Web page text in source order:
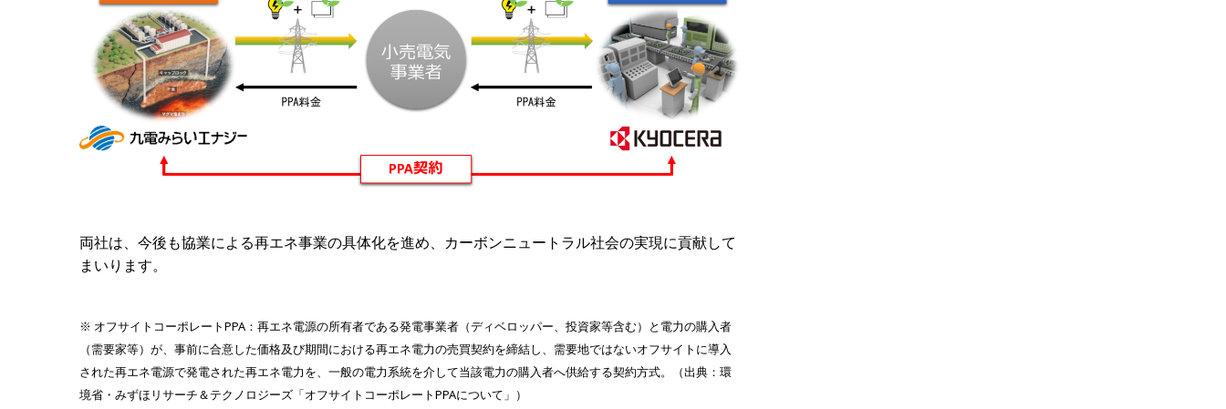
両社は、今後も協業による再エネ事業の具体化を進め、カーボンニュートラル社会の実現に貢献して
まいります。
※ オフサイトコーポレートPPA：再エネ電源の所有者である発電事業者（ディベロッパー、投資家等含む）と電力の購入者
（需要家等）が、事前に合意した価格及び期間における再エネ電力の売買契約を締結し、需要地ではないオフサイトに導入
された再エネ電源で発電された再エネ電力を、一般の電力系統を介して当該電力の購入者へ供給する契約方式。（出典：環
境省・みずほリサーチ＆テクノロジーズ「オフサイトコーポレートPPAについて」）